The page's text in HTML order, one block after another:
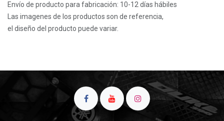
Envío de producto para fabricación: 10-12 días hábiles
Las imagenes de los productos son de referencia,
el diseño del producto puede variar.